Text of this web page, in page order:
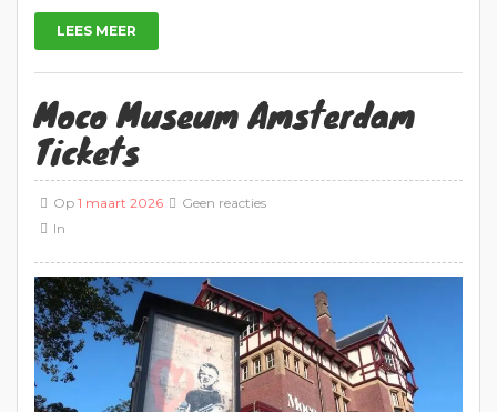
LEES MEER
Moco Museum Amsterdam
Tickets
Op 1 maart 2026
In
Geen reacties